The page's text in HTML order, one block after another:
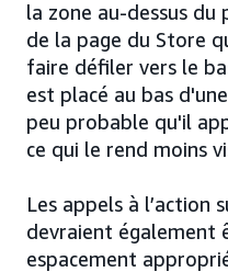
la zone au-dessus du
de la page du Store
faire défiler vers le
est placé au bas
peu probable qu'il
ce qui le rend moins
Les appels à l’action
devraient également
espacement